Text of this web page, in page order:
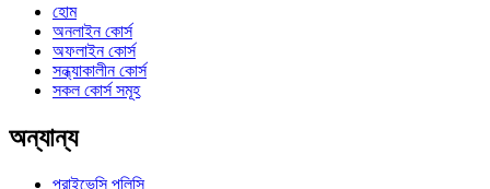
হোম
অনলাইন কোর্স
অফলাইন কোর্স
সন্ধ্যাকালীন কোর্স
সকল কোর্স সমূহ
অন্যান্য
প্রাইভেসি পলিসি